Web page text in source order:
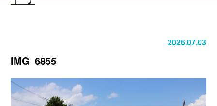
2026.07.03
IMG_6855